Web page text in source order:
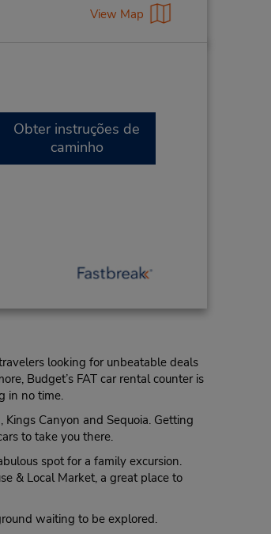
View Map
Obter instruções de
caminho
looking for unbeatable deals
Budget’s FAT car rental counter is
in no time.
Canyon and Sequoia. Getting
to take you there.
spot for a family excursion.
& Local Market, a great place to
waiting to be explored.